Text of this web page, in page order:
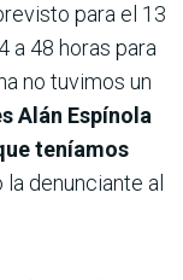
para el 13
a 48 horas para
no tuvimos un
Alán Espínola
teníamos
la denunciante al